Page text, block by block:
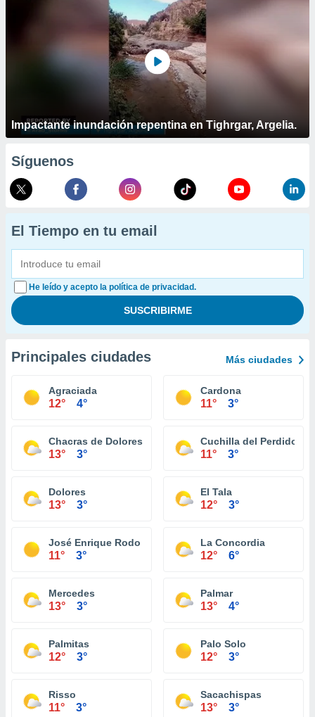
Impactante inundación repentina en Tighrgar, Argelia.
Síguenos
El Tiempo en tu email
He leído y acepto la política de privacidad.
Principales ciudades Más ciudades
Agraciada
12° 4°
Cardona
11° 3°
Chacras de Dolores
13° 3°
Cuchilla del Perdido
11° 3°
Dolores
13° 3°
El Tala
12° 3°
José Enrique Rodo
11° 3°
La Concordia
12° 6°
Mercedes
13° 3°
Palmar
13° 4°
Palmitas
12° 3°
Palo Solo
12° 3°
Risso
11° 3°
Sacachispas
13° 3°